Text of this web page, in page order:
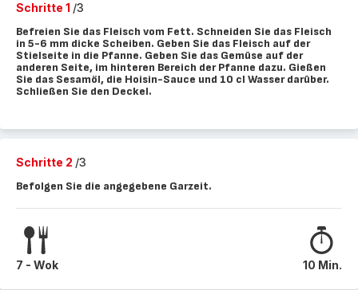
Schritte 1 /3
Befreien Sie das Fleisch vom Fett. Schneiden Sie das Fleisch
in 5-6 mm dicke Scheiben. Geben Sie das Fleisch auf der
Stielseite in die Pfanne. Geben Sie das Gemüse auf der
anderen Seite, im hinteren Bereich der Pfanne dazu. Gießen
Sie das Sesamöl, die Hoisin-Sauce und 10 cl Wasser darüber.
Schließen Sie den Deckel.
Schritte 2 /3
Befolgen Sie die angegebene Garzeit.
7 - Wok 10 Min.